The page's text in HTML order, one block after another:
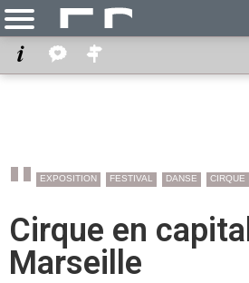
EXPOSITION FESTIVAL DANSE CIRQUE
Cirque en
Marseille